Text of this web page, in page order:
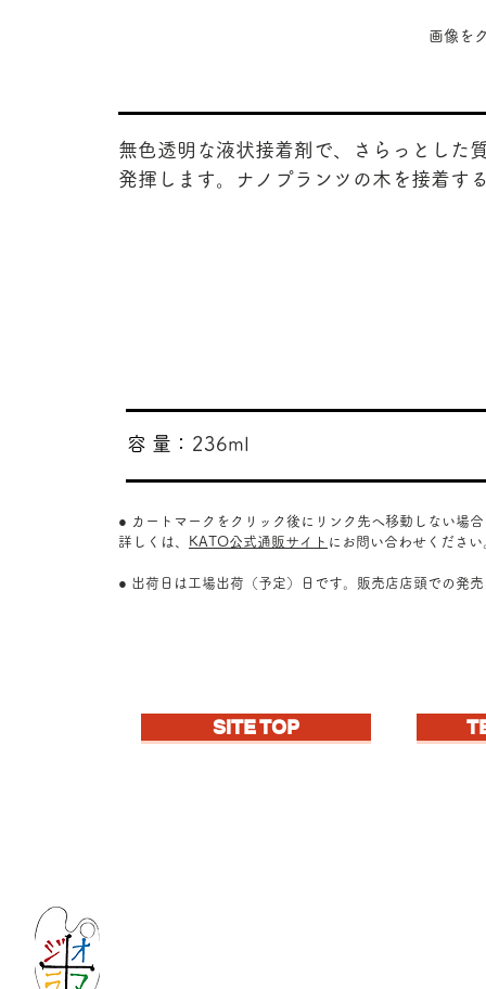
画像を
無色透明な液状接着剤で、さらっとした
発揮します。ナノプランツの木を接着す
236ml
​容 量：
● カートマークをクリック後にリンク先へ移動しない場
詳しくは、
KATO公式通販サイト にお問い合わせください
● 出荷日は工場出荷（予定）日です。販売店店頭での発
SITE TOP